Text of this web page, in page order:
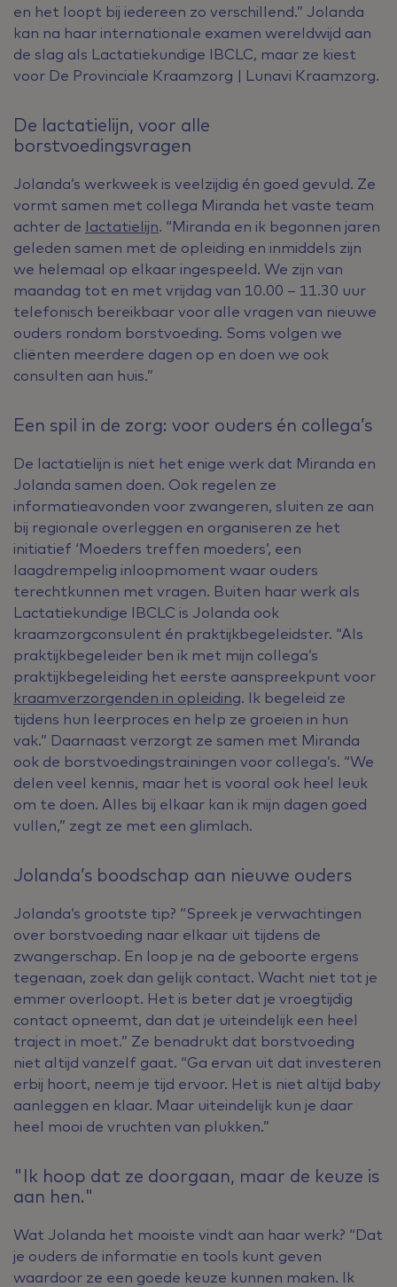
en het loopt bij iedereen zo verschillend.” Jolanda
kan na haar internationale examen wereldwijd aan
de slag als Lactatiekundige IBCLC, maar ze kiest
voor De Provinciale Kraamzorg | Lunavi Kraamzorg.
De lactatielijn, voor alle
borstvoedingsvragen
Jolanda’s werkweek is veelzijdig én goed gevuld. Ze
vormt samen met collega Miranda het vaste team
achter de lactatielijn. “Miranda en ik begonnen jaren
geleden samen met de opleiding en inmiddels zijn
we helemaal op elkaar ingespeeld. We zijn van
maandag tot en met vrijdag van 10.00 – 11.30 uur
telefonisch bereikbaar voor alle vragen van nieuwe
ouders rondom borstvoeding. Soms volgen we
cliënten meerdere dagen op en doen we ook
consulten aan huis.”
Een spil in de zorg: voor ouders én collega’s
De lactatielijn is niet het enige werk dat Miranda en
Jolanda samen doen. Ook regelen ze
informatieavonden voor zwangeren, sluiten ze aan
bij regionale overleggen en organiseren ze het
initiatief ‘Moeders treffen moeders’, een
laagdrempelig inloopmoment waar ouders
terechtkunnen met vragen. Buiten haar werk als
Lactatiekundige IBCLC is Jolanda ook
kraamzorgconsulent én praktijkbegeleidster. “Als
praktijkbegeleider ben ik met mijn collega’s
praktijkbegeleiding het eerste aanspreekpunt voor
kraamverzorgenden in opleiding. Ik begeleid ze
tijdens hun leerproces en help ze groeien in hun
vak.” Daarnaast verzorgt ze samen met Miranda
ook de borstvoedingstrainingen voor collega’s. “We
delen veel kennis, maar het is vooral ook heel leuk
om te doen. Alles bij elkaar kan ik mijn dagen goed
vullen,” zegt ze met een glimlach.
Jolanda’s boodschap aan nieuwe ouders
Jolanda’s grootste tip? “Spreek je verwachtingen
over borstvoeding naar elkaar uit tijdens de
zwangerschap. En loop je na de geboorte ergens
tegenaan, zoek dan gelijk contact. Wacht niet tot je
emmer overloopt. Het is beter dat je vroegtijdig
contact opneemt, dan dat je uiteindelijk een heel
traject in moet.” Ze benadrukt dat borstvoeding
niet altijd vanzelf gaat. “Ga ervan uit dat investeren
erbij hoort, neem je tijd ervoor. Het is niet altijd baby
aanleggen en klaar. Maar uiteindelijk kun je daar
heel mooi de vruchten van plukken.”
"Ik hoop dat ze doorgaan, maar de keuze is
aan hen."
Wat Jolanda het mooiste vindt aan haar werk? “Dat
je ouders de informatie en tools kunt geven
waardoor ze een goede keuze kunnen maken. Ik